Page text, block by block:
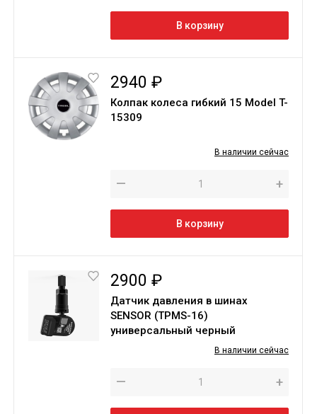
В корзину
2940 ₽
Колпак колеса гибкий 15 Model T-
15309
В наличии сейчас
— +
В корзину
2900 ₽
Датчик давления в шинах
SENSOR (TPMS-16)
универсальный черный
В наличии сейчас
— +